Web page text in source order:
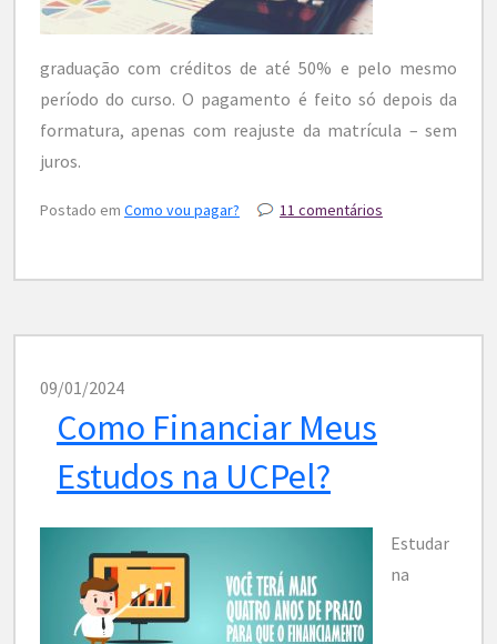
graduação com créditos de até 50% e pelo mesmo
período do curso. O pagamento é feito só depois da
formatura, apenas com reajuste da matrícula – sem
juros.
Postado em Como vou pagar? 11 comentários
09/01/2024
Como Financiar Meus
Estudos na UCPel?
Estudar
na